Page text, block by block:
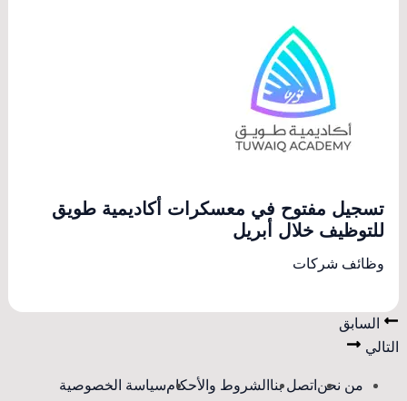
تسجيل مفتوح في معسكرات أكاديمية طويق
للتوظيف خلال أبريل
وظائف شركات
السابق
التالي
من نحن اتصل بنا الشروط والأحكامسياسة الخصوصية